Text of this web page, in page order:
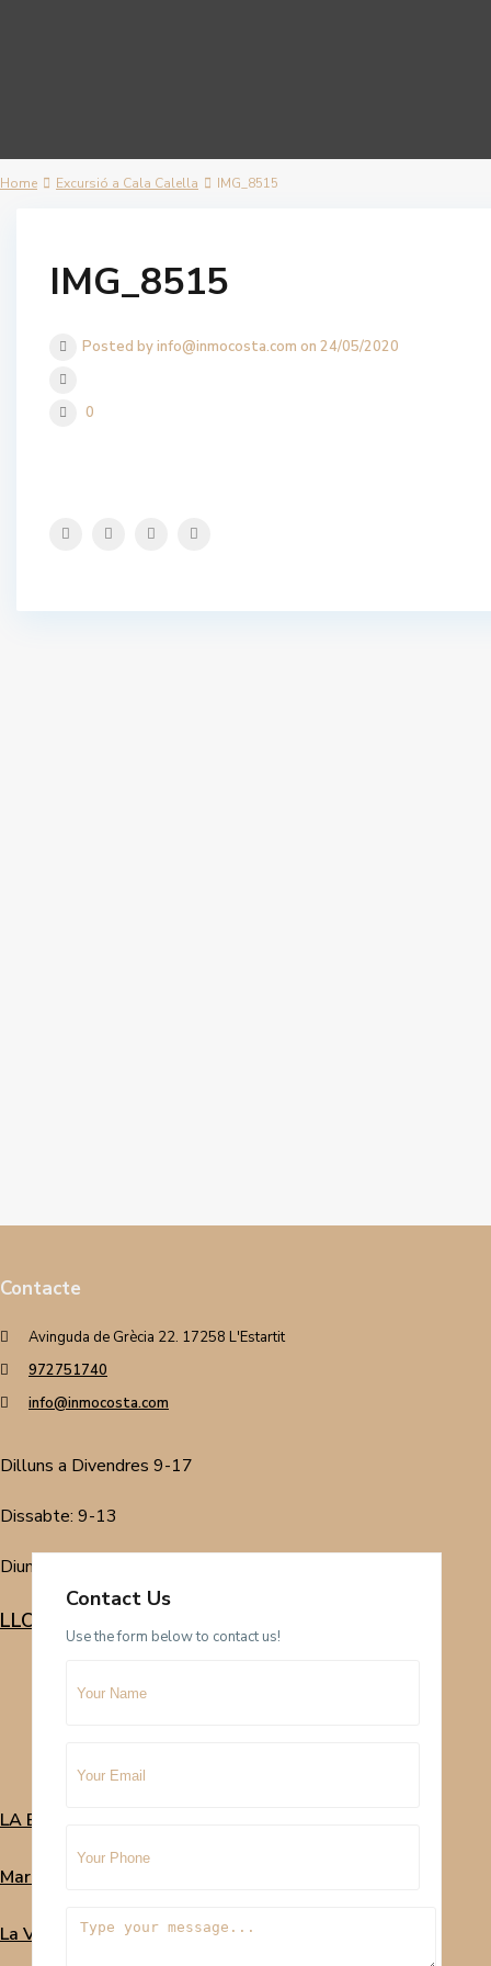
Home Excursió a Cala Calella IMG_8515
IMG_8515
Posted by info@inmocosta.com on 24/05/2020
0
Contacte
Avinguda de Grècia 22. 17258 L'Estartit
972751740
info@inmocosta.com
Dilluns a Divendres 9-17
Dissabte: 9-13
Diumenge : TANCAT
LLOGUER TURÍSTIC
LA BELLA LOLA
Mar Blau
La Vela
Contact Us
Use the form below to contact us!